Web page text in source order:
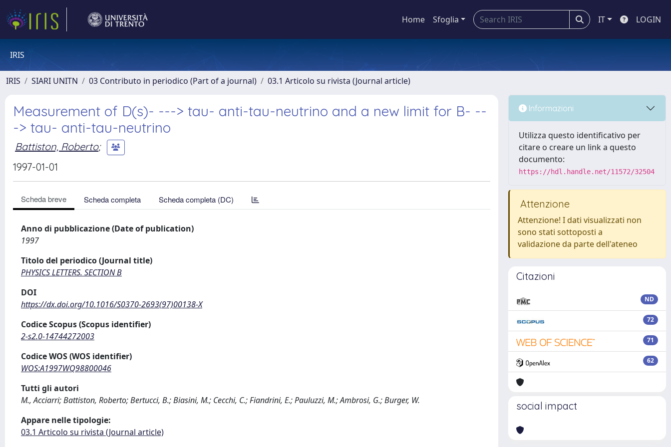
Home Sfoglia IT LOGIN
IRIS
IRIS SIARI UNITN 03 Contributo in periodico (Part of a journal) 03.1 Articolo su rivista (Journal article)
Measurement of D(s)- ---> tau- anti-tau-neutrino and a new limit for B- --
-> tau- anti-tau-neutrino
Battiston, Roberto;
1997-01-01
Scheda breve Scheda completa Scheda completa (DC)
Anno di pubblicazione (Date of publication)
1997
Titolo del periodico (Journal title)
PHYSICS LETTERS. SECTION B
DOI
https://dx.doi.org/10.1016/S0370-2693(97)00138-X
Codice Scopus (Scopus identifier)
2-s2.0-14744272003
Codice WOS (WOS identifier)
WOS:A1997WQ98800046
Tutti gli autori
M., Acciarri; Battiston, Roberto; Bertucci, B.; Biasini, M.; Cecchi, C.; Fiandrini, E.; Pauluzzi, M.; Ambrosi, G.; Burger, W.
Appare nelle tipologie:
03.1 Articolo su rivista (Journal article)
Informazioni
Utilizza questo identificativo per
citare o creare un link a questo
documento:
https://hdl.handle.net/11572/32504
Attenzione
Attenzione! I dati visualizzati non
sono stati sottoposti a
validazione da parte dell'ateneo
Citazioni
ND
72
71
62
social impact